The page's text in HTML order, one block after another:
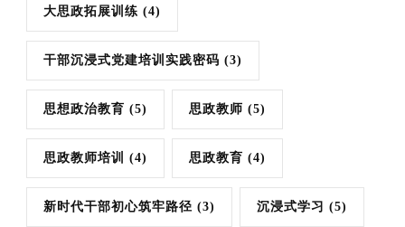
大思政拓展训练 (4)
干部沉浸式党建培训实践密码 (3)
思想政治教育 (5) 思政教师 (5)
思政教师培训 (4) 思政教育 (4)
新时代干部初心筑牢路径 (3) 沉浸式学习 (5)